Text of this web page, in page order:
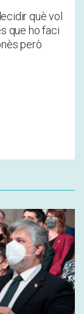
què vol
que ho faci
però